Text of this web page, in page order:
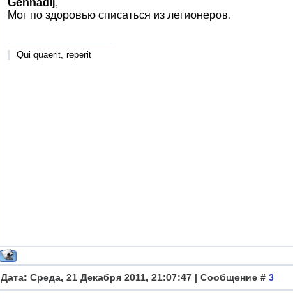
Gennadij,
Мог по здоровью списаться из легионеров.
Qui quaerit, reperit
Дата: Среда, 21 Декабря 2011, 21:07:47 | Сообщение # 3